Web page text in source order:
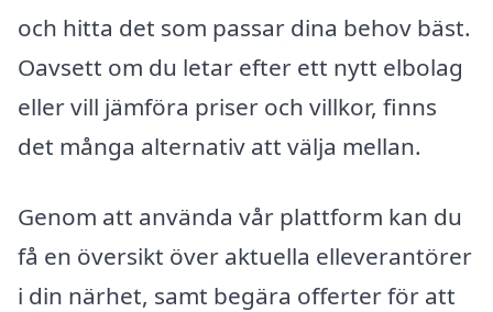
och hitta det som passar dina behov bäst.
Oavsett om du letar efter ett nytt elbolag
eller vill jämföra priser och villkor, finns
det många alternativ att välja mellan.
Genom att använda vår plattform kan du
få en översikt över aktuella elleverantörer
i din närhet, samt begära offerter för att